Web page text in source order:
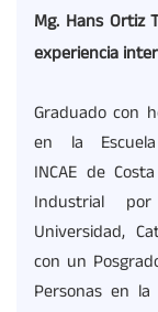
Mg. Hans Ortiz
experiencia
Graduado con
en la
INCAE de
Industrial
Universidad,
con un
Personas en